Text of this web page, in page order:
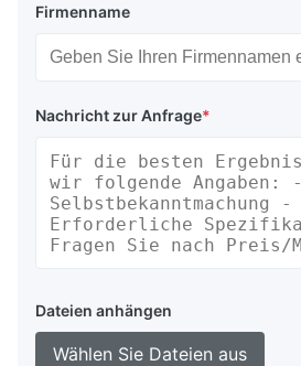
Firmenname
Nachricht zur Anfrage*
Dateien anhängen
Wählen Sie Dateien aus